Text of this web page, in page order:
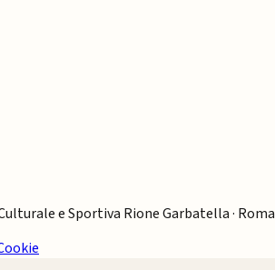
e Sportiva Rione Garbatella · Roma